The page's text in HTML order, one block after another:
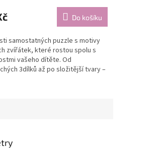
Do košíku
samostatných puzzle s motivy
zvířátek, které rostou spolu s
vašeho dítěte. Od
3dílků až po složitější tvary –